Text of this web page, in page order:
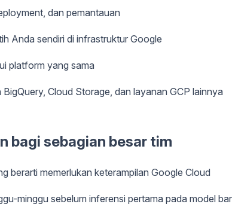
dan pemantauan
Anda sendiri di infrastruktur Google
platform yang sama
Cloud Storage, dan layanan GCP lainnya
bagi sebagian besar tim
berarti memerlukan keterampilan Google Cloud
minggu sebelum inferensi pertama pada model